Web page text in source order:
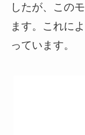
したが、この
ます。これに
っています。